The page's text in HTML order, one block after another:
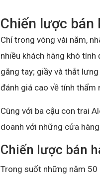
Chiến lược
Chỉ trong vòng vài năm,
nhiều khách hàng khó
găng tay; giầy và thắt
đánh giá cao về tính thẩm
Cùng với ba cậu con trai
doanh với những cửa
Chiến lược bán
Trong suốt những năm 50